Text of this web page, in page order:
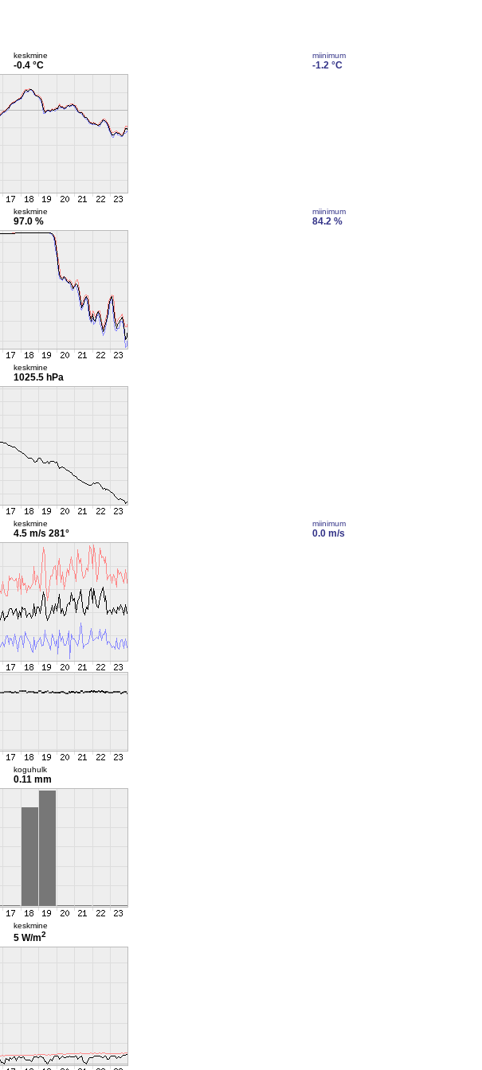
keskmine
-0.4 °C
miinimum
-1.2 °C
keskmine
97.0 %
miinimum
84.2 %
keskmine
1025.5 hPa
keskmine
4.5 m/s 281°
miinimum
0.0 m/s
koguhulk
0.11 mm
keskmine
5 W/m2